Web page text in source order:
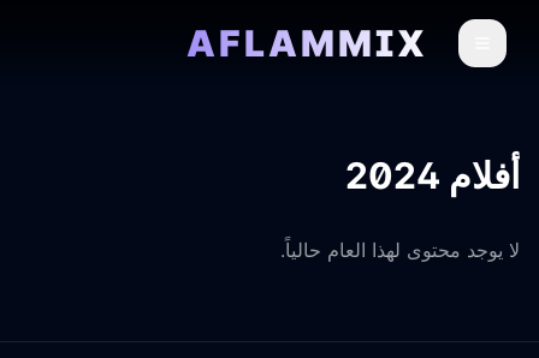
AFLAMMIX
أفلام 2024
لا يوجد محتوى لهذا العام حالياً.